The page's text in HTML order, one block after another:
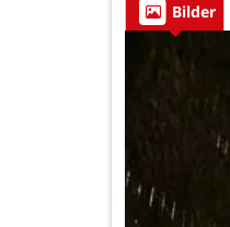
Bilder